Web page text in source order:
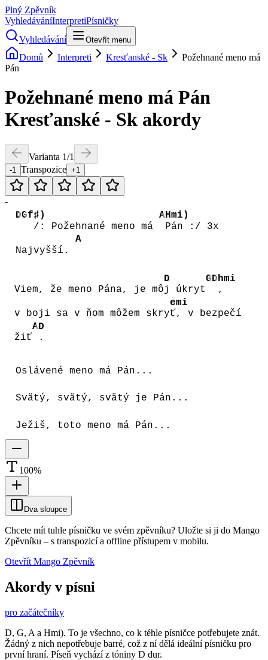
Plný Zpěvník
VyhledáváníInterpretiPísničky
Vyhledávání
Otevřít menu
Domů Interpreti Kresťanské - Sk
Požehnané meno má
Pán
Požehnané meno má Pán
Kresťanské - Sk akordy
Varianta 1/1
-1 Transpozice +1
-
DGf♯)
/: Požehnané meno má
AHmi)
Pán :/ 3x
Najvyšší.
A
Viem, že meno Pána, je mô
D
j úkryt
GDhmi
,
v boji sa v ňom môžem skry
emi
ť, v bezpečí
žiť
AD
.
Oslávené meno má Pán...
Svätý, svätý, svätý je Pán...
Ježiš, toto meno má Pán...
100%
Dva sloupce
Chcete mít tuhle písničku ve svém zpěvníku? Uložte si ji do Mango
Zpěvníku – s transpozicí a offline přístupem v mobilu.
Otevřít Mango Zpěvník
Akordy v písni
pro začátečníky
D, G, A a Hmi). To je všechno, co k téhle písničce potřebujete znát.
Žádný z nich nepotřebuje barré, což z ní dělá ideální písničku pro
první hraní. Píseň vychází z tóniny D dur.